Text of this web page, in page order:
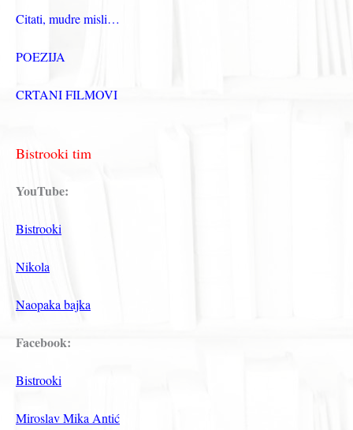
Citati, mudre misli…
POEZIJA
CRTANI FILMOVI
Bistrooki tim
YouTube:
Bistrooki
Nikola
Naopaka bajka
Facebook:
Bistrooki
Miroslav Mika Antić